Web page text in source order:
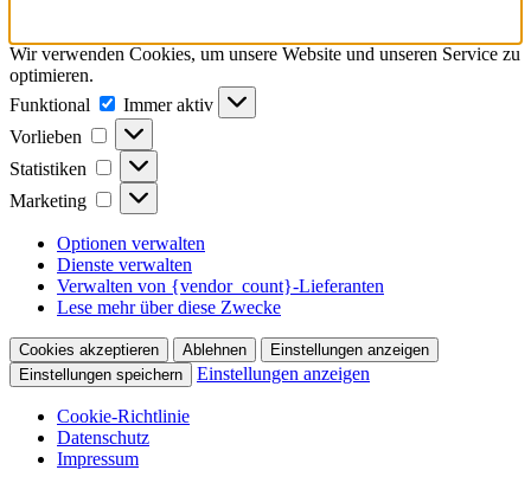
Wir verwenden Cookies, um unsere Website und unseren Service zu
optimieren.
Funktional
Funktional
Immer aktiv
Vorlieben
Vorlieben
Statistiken Statistiken
Marketing Marketing
Optionen verwalten
Dienste verwalten
Verwalten von {vendor_count}-Lieferanten
Lese mehr über diese Zwecke
Cookies akzeptieren Ablehnen
Einstellungen anzeigen
Einstellungen speichern
Einstellungen anzeigen
Cookie-Richtlinie
Datenschutz
Impressum